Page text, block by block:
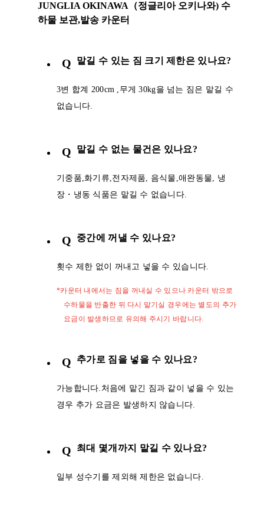
JUNGLIA OKINAWA（정글리아 오키나와) 수
하물 보관,발송 카운터
Q 맡길 수 있는 짐 크기 제한은 있나요?
3변 합계 200cm ,무게 30kg을 넘는 짐은 맡길 수
없습니다.
Q 맡길 수 없는 물건은 있나요?
기중품,화기류,전자제품, 음식물,애완동물, 냉
장・냉동 식품은 맡길 수 없습니다.
Q 중간에 꺼낼 수 있나요?
횟수 제한 없이 꺼내고 넣을 수 있습니다.
*카운터 내에서는 짐을 꺼내실 수 있으나 카운터 밖으로
수하물을 반출한 뒤 다시 맡기실 경우에는 별도의 추가
요금이 발생하므로 유의해 주시기 바랍니다.
Q 추가로 짐을 넣을 수 있나요?
가능합니다.처음에 맡긴 짐과 같이 넣을 수 있는
경우 추가 요금은 발생하지 않습니다.
Q 최대 몇개까지 맡길 수 있나요?
일부 성수기를 제외해 제한은 없습니다.